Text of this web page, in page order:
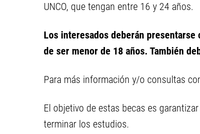
UNCO, que tengan entre 16 y 24 años.
Los interesados deberán
de ser menor de 18 años. También
Para más información y/o consultas
El objetivo de estas becas es
terminar los estudios.